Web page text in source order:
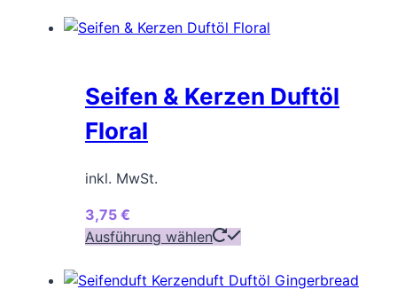
Seifen & Kerzen Duftöl
Floral
inkl. MwSt.
3,75 €
Ausführung wählen
Dieses
weist